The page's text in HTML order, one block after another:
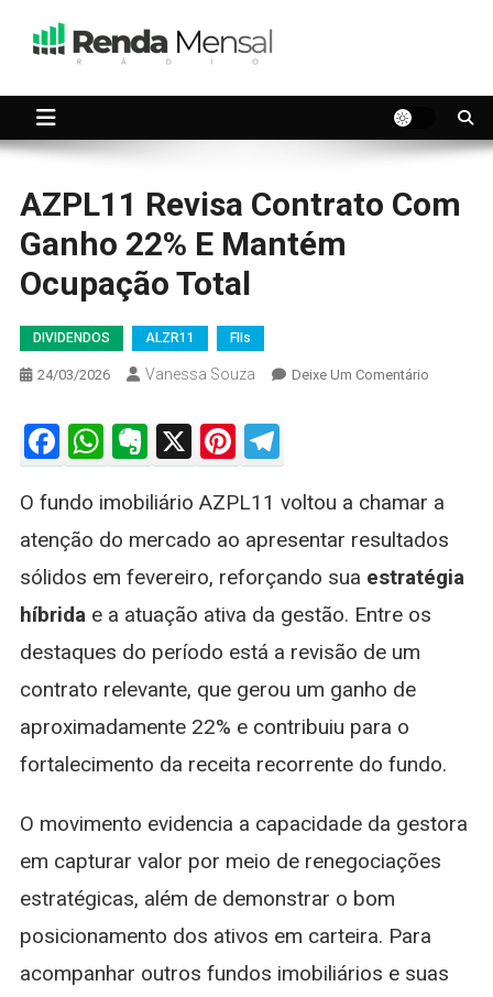
AZPL11 Revisa Contrato Com
Ganho 22% E Mantém
Ocupação Total
DIVIDENDOS ALZR11 FIIs
24/03/2026 Vanessa Souza Deixe Um ComentárioOn
Ganho
E
Mantém
Total
Facebook
WhatsApp
Evernote
X Pinterest
Telegram
O fundo imobiliário AZPL11 voltou a chamar a
atenção do mercado ao apresentar resultados
sólidos em fevereiro, reforçando sua estratégia
híbrida e a atuação ativa da gestão. Entre os
destaques do período está a revisão de um
contrato relevante, que gerou um ganho de
aproximadamente 22% e contribuiu para o
fortalecimento da receita recorrente do fundo.
O movimento evidencia a capacidade da gestora
em capturar valor por meio de renegociações
estratégicas, além de demonstrar o bom
posicionamento dos ativos em carteira. Para
acompanhar outros fundos imobiliários e suas